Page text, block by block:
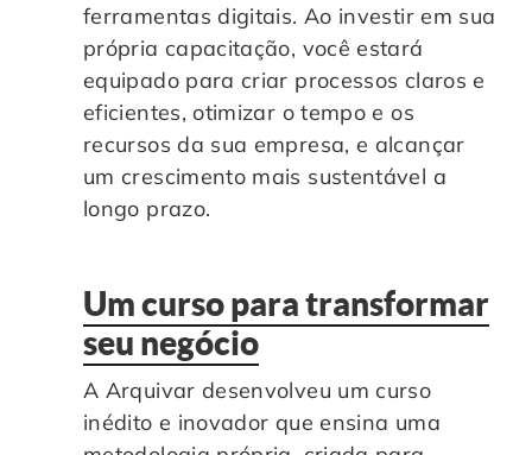
ferramentas digitais. Ao investir em sua
própria capacitação, você estará
equipado para criar processos claros e
eficientes, otimizar o tempo e os
recursos da sua empresa, e alcançar
um crescimento mais sustentável a
longo prazo.
Um curso para transformar
seu negócio
A Arquivar desenvolveu um curso
inédito e inovador que ensina uma